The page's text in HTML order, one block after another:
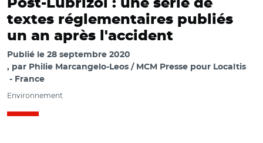
Post-Lubrizol : une série de
textes réglementaires publiés
un an après l'accident
Publié le 28 septembre 2020
par Philie Marcangelo-Leos / MCM Presse pour Localtis
France
Environnement